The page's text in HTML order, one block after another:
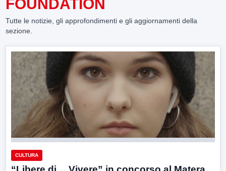
FOUNDATION
Tutte le notizie, gli approfondimenti e gli aggiornamenti della
sezione.
CULTURA